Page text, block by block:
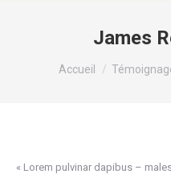
James
Accueil
« Lorem pulvinar dapibus –